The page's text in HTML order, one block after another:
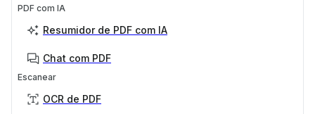
PDF com IA
Resumidor de PDF com IA
Chat com PDF
Escanear
OCR de PDF